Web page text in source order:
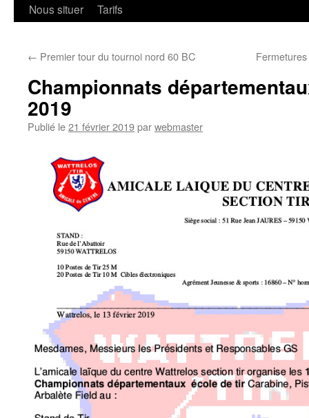
Nous situer
Tarifs
← Premier tour du tournoi nord 60 BC
Championnats
2019
Publié le21 février 2019parwebmaster